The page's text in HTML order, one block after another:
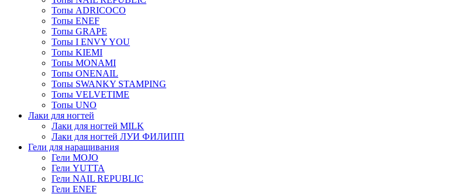
Топы ADRICOCO
Топы ENEF
Топы GRAPE
Топы I ENVY YOU
Топы KIEMI
Топы MONAMI
Топы ONENAIL
Топы SWANKY STAMPING
Топы VELVETIME
Топы UNO
Лаки для ногтей
Лаки для ногтей MILK
Лаки для ногтей ЛУИ ФИЛИПП
Гели для наращивания
Гели MOJO
Гели YUTTA
Гели NAIL REPUBLIC
Гели ENEF